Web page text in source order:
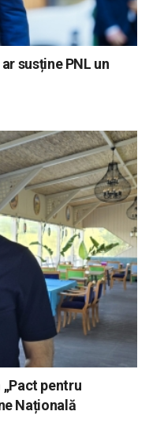
susține PNL un
pentru
Națională